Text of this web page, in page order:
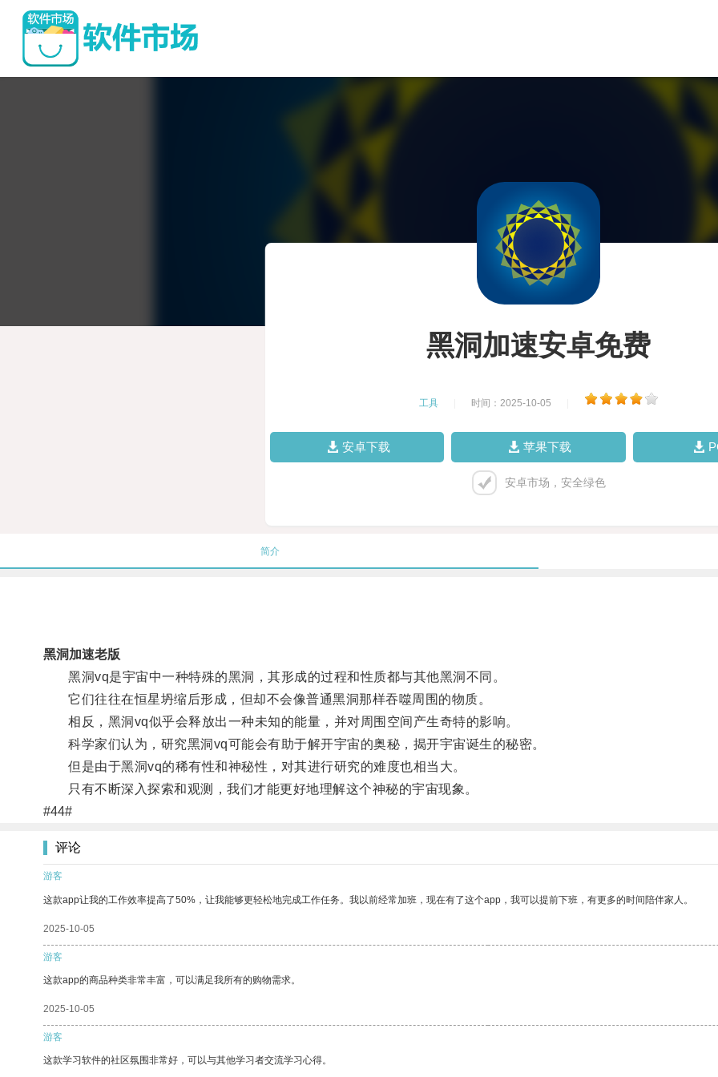
黑洞加速安卓免费
工具 时间：2025-10-05
安卓下载 苹果下载
安卓市场，安全绿色
简介
黑洞加速老版
黑洞vq是宇宙中一种特殊的黑洞，其形成的过程和性质都与其他黑洞不同。
它们往往在恒星坍缩后形成，但却不会像普通黑洞那样吞噬周围的物质。
相反，黑洞vq似乎会释放出一种未知的能量，并对周围空间产生奇特的影响。
科学家们认为，研究黑洞vq可能会有助于解开宇宙的奥秘，揭开宇宙诞生的秘密。
但是由于黑洞vq的稀有性和神秘性，对其进行研究的难度也相当大。
只有不断深入探索和观测，我们才能更好地理解这个神秘的宇宙现象。
#44#
评论
游客
这款app让我的工作效率提高了50%，让我能够更轻松地完成工作任务。我以前经常加班，现在有了这个app，我可以提前下班，有更多的时间陪伴家人。
2025-10-05
游客
这款app的商品种类非常丰富，可以满足我所有的购物需求。
2025-10-05
游客
这款学习软件的社区氛围非常好，可以与其他学习者交流学习心得。